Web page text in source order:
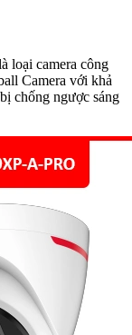
loại camera công
Camera với khả
chống ngược sáng